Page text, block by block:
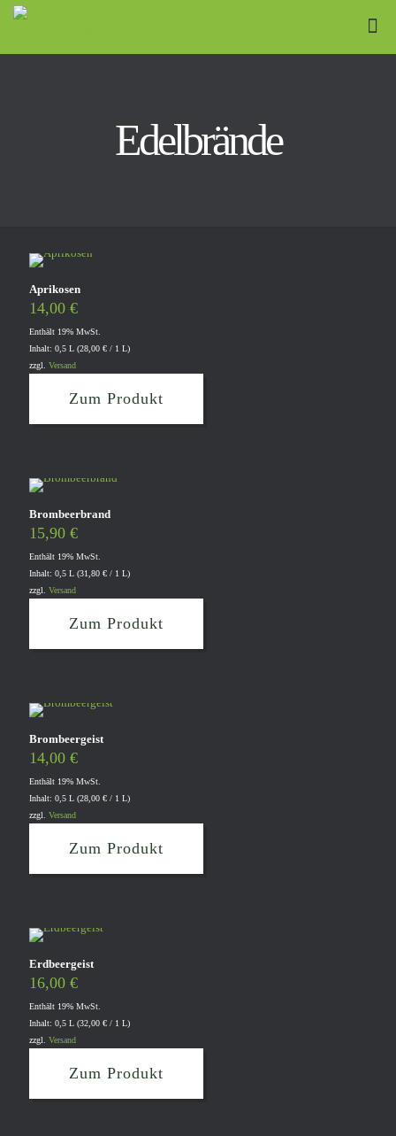
Edelbrände
Aprikosen
14,00 €
Enthält 19% MwSt.
Inhalt: 0,5 L (28,00 € / 1 L)
zzgl. Versand
Zum Produkt
Brombeerbrand
15,90 €
Enthält 19% MwSt.
Inhalt: 0,5 L (31,80 € / 1 L)
zzgl. Versand
Zum Produkt
Brombeergeist
14,00 €
Enthält 19% MwSt.
Inhalt: 0,5 L (28,00 € / 1 L)
zzgl. Versand
Zum Produkt
Erdbeergeist
16,00 €
Enthält 19% MwSt.
Inhalt: 0,5 L (32,00 € / 1 L)
zzgl. Versand
Zum Produkt